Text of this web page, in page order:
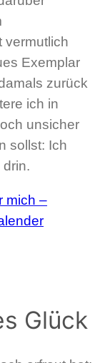
vermutlich
Exemplar
zurück
ich in
unsicher
sollst: Ich
mich –
Glück